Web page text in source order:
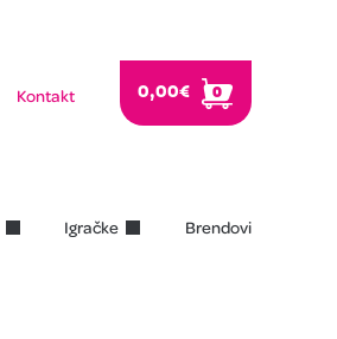
Kontakt 0,00€ 0
Igračke Brendovi